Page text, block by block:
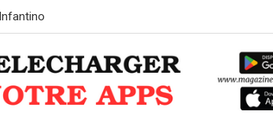
LE SOUTIEN DE L’ÉTAT